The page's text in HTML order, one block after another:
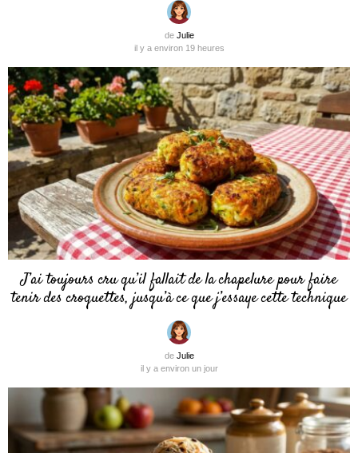
de Julie
il y a environ 19 heures
J’ai toujours cru qu’il fallait de la chapelure pour faire
tenir des croquettes, jusqu’à ce que j’essaye cette technique
de Julie
il y a environ un jour